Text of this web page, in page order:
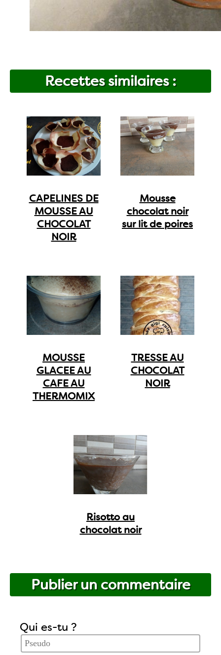
Recettes similaires :
CAPELINES DE
MOUSSE AU
CHOCOLAT
NOIR
Mousse
chocolat noir
sur lit de poires
MOUSSE
GLACEE AU
CAFE AU
THERMOMIX
TRESSE AU
CHOCOLAT
NOIR
Risotto au
chocolat noir
Publier un commentaire
Qui es-tu ?